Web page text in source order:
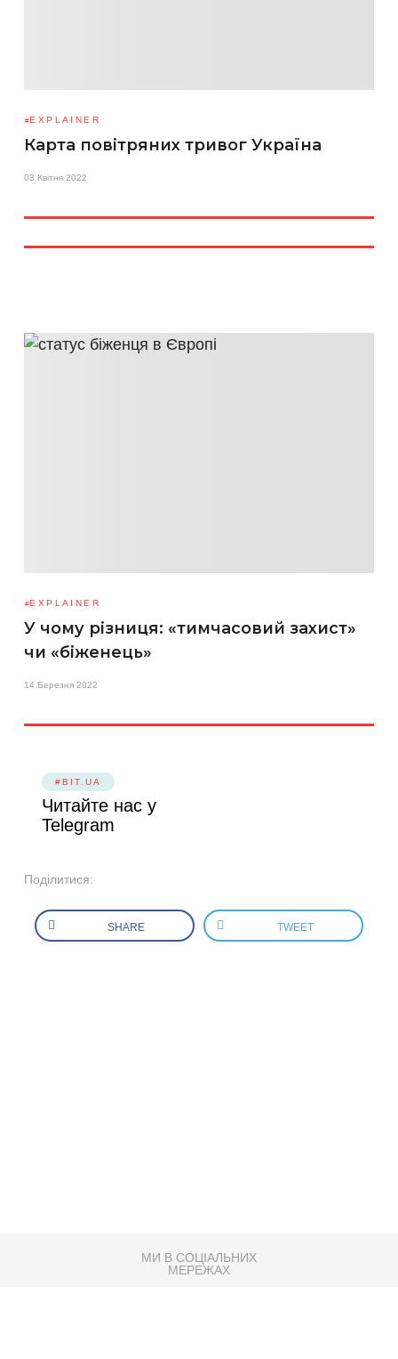
EXPLAINER
Карта повітряних тривог Україна
03 Квітня 2022
EXPLAINER
У чому різниця: «тимчасовий захист»
чи «біженець»
14 Березня 2022
#BIT.UA
Читайте нас у
Telegram
Поділитися:
SHARE TWEET
МИ В СОЦІАЛЬНИХ
МЕРЕЖАХ